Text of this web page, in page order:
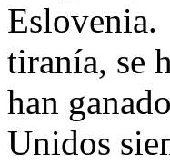
Eslovenia.
tiranía, se
han
Unidos